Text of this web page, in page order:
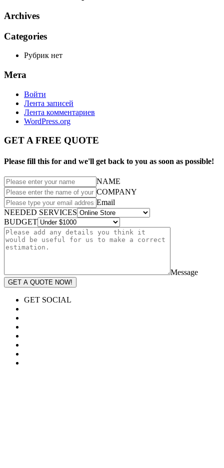
Archives
Categories
Рубрик нет
Мета
Войти
Лента записей
Лента комментариев
WordPress.org
GET A FREE QUOTE
Please fill this for and we'll get back to you as soon as possible!
NAME
COMPANY
Email
NEEDED SERVICES
BUDGET
Message
GET A QUOTE NOW!
GET SOCIAL